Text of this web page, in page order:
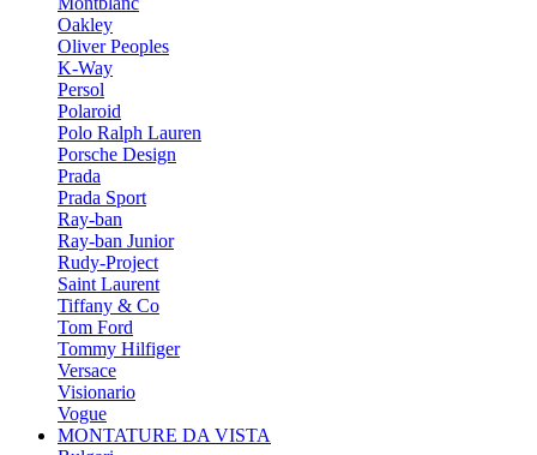
Oakley
Oliver Peoples
K-Way
Persol
Polaroid
Polo Ralph Lauren
Porsche Design
Prada
Prada Sport
Ray-ban
Ray-ban Junior
Rudy-Project
Saint Laurent
Tiffany & Co
Tom Ford
Tommy Hilfiger
Versace
Visionario
Vogue
MONTATURE DA VISTA